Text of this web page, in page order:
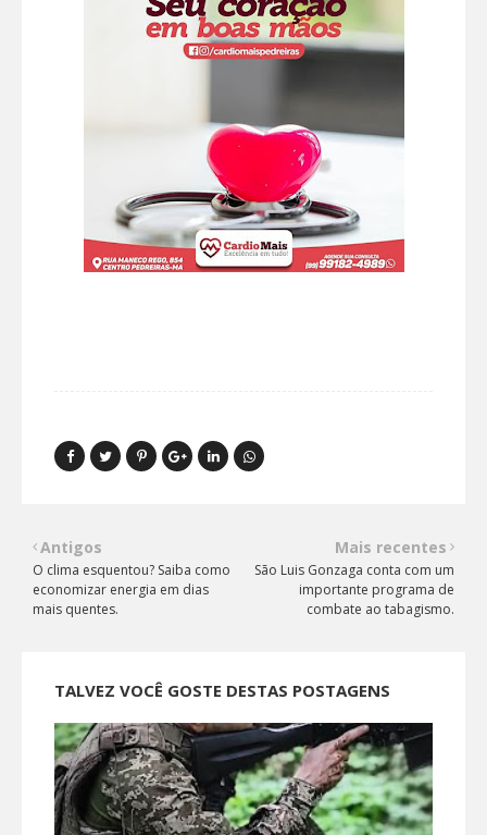
Mais recentes
São Luis Gonzaga conta com um
importante programa de
combate ao tabagismo.
Antigos
O clima esquentou? Saiba como
economizar energia em dias
mais quentes.
TALVEZ VOCÊ GOSTE DESTAS POSTAGENS